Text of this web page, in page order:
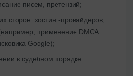
писем, претензий;
сторон: хостинг-провайдеров,
применение DMCA
Google);
в судебном порядке.